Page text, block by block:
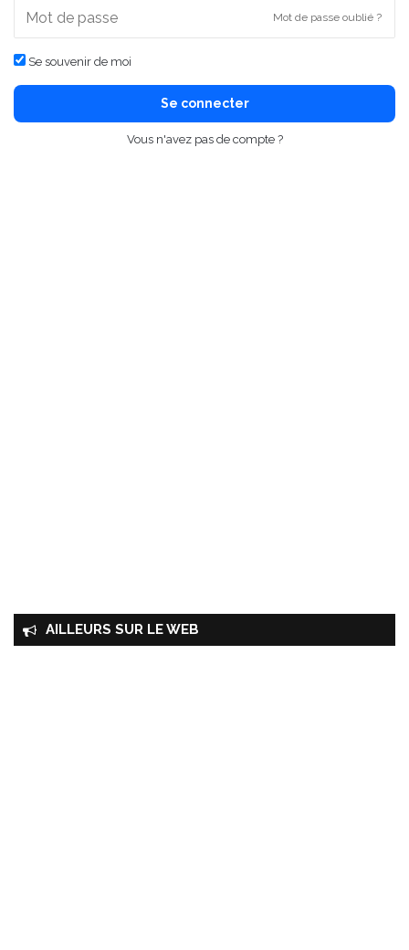
Mot de passe oublié ?
Se souvenir de moi
Se connecter
Vous n'avez pas de compte ?
AILLEURS SUR LE WEB